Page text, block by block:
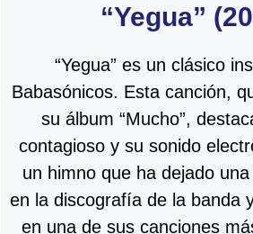
“Yegua”
“Yegua” es un clásico
Babasónicos. Esta canción,
su álbum “Mucho”,
contagioso y su sonido
un himno que ha dejado
en la discografía de la banda
en una de sus canciones